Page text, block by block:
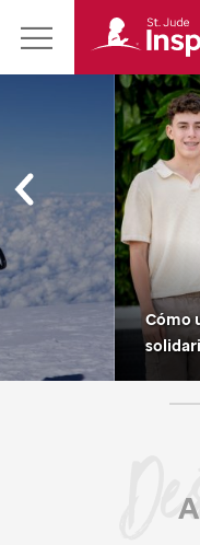
Main
Revista
St.
Jude
Inspire
Español
Cómo un voluntario
solidaridad